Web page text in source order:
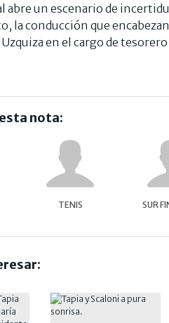
abre un escenario de
la conducción que encabezan
en el cargo de
nota:
TENIS SUR